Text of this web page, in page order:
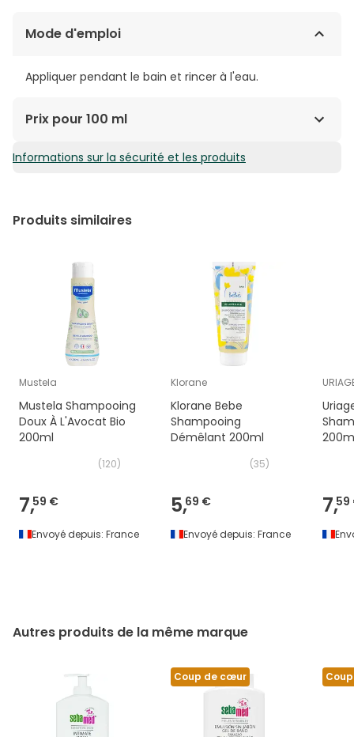
Mode d'emploi
Appliquer pendant le bain et rincer à l'eau.
Prix pour 100 ml
2,93€ / 100 ml
Informations sur la sécurité et les produits
Produits similaires
Mustela
Mustela Shampooing
Doux À L'Avocat Bio
200ml
(120)
7,59 €
Envoyé depuis: France
Klorane
Klorane Bebe
Shampooing
Démêlant 200ml
(35)
5,69 €
Envoyé depuis: France
7,59
Autres produits de la même marque
Coup de cœur